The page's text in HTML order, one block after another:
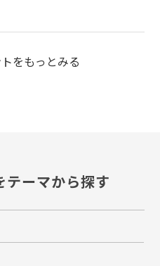
をもっとみる
テーマから探す